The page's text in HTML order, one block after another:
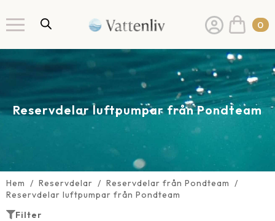
0
Reservdelar luftpumpar från Pondteam
Hem Reservdelar
Reservdelar från Pondteam
Reservdelar luftpumpar från Pondteam
Filter